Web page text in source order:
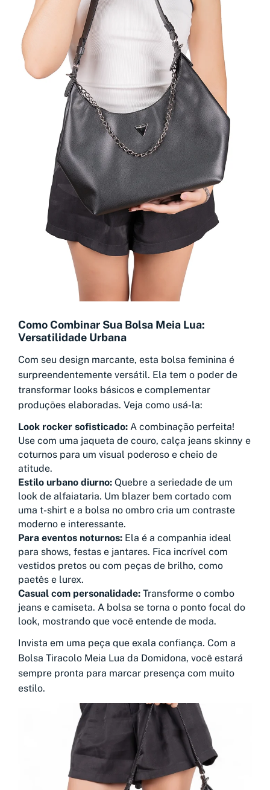
Como Combinar Sua Bolsa Meia Lua:
Versatilidade Urbana
Com seu design marcante, esta bolsa feminina é
surpreendentemente versátil. Ela tem o poder de
transformar looks básicos e complementar
produções elaboradas. Veja como usá-la:
Look rocker sofisticado: A combinação perfeita!
Use com uma jaqueta de couro, calça jeans skinny e
coturnos para um visual poderoso e cheio de
atitude.
Estilo urbano diurno: Quebre a seriedade de um
look de alfaiataria. Um blazer bem cortado com
uma t-shirt e a bolsa no ombro cria um contraste
moderno e interessante.
Para eventos noturnos: Ela é a companhia ideal
para shows, festas e jantares. Fica incrível com
vestidos pretos ou com peças de brilho, como
paetês e lurex.
Casual com personalidade: Transforme o combo
jeans e camiseta. A bolsa se torna o ponto focal do
look, mostrando que você entende de moda.
Invista em uma peça que exala confiança. Com a
Bolsa Tiracolo Meia Lua da Domidona, você estará
sempre pronta para marcar presença com muito
estilo.